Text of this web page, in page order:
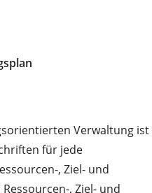
Verwaltung ist
für jede
, Ziel- und
, Ziel- und